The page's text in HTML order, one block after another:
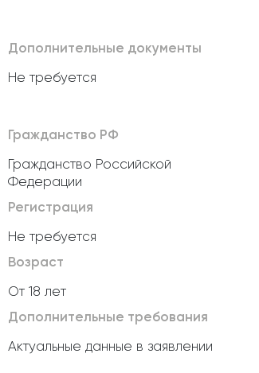
Дополнительные документы
Не требуется
Гражданство РФ
Гражданство Российской
Федерации
Регистрация
Не требуется
Возраст
От 18 лет
Дополнительные требования
Актуальные данные в заявлении